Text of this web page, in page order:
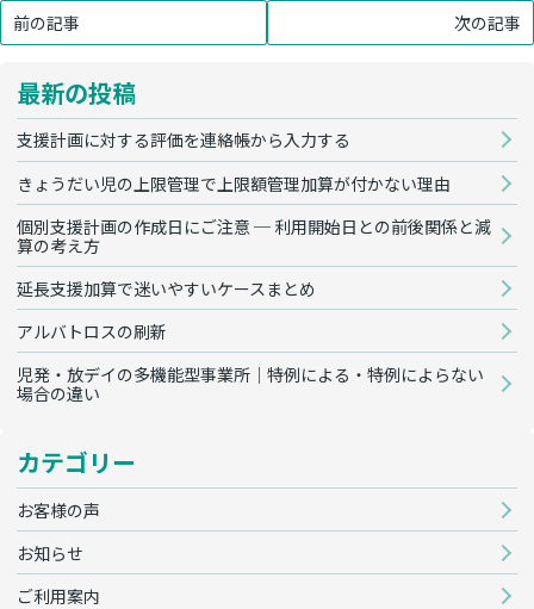
前の記事 次の記事
最新の投稿
支援計画に対する評価を連絡帳から入力する
きょうだい児の上限管理で上限額管理加算が付かない理由
個別支援計画の作成日にご注意 ─ 利用開始日との前後関係と減
算の考え方
延長支援加算で迷いやすいケースまとめ
アルバトロスの刷新
児発・放デイの多機能型事業所｜特例による・特例によらない
場合の違い
カテゴリー
お客様の声
お知らせ
ご利用案内